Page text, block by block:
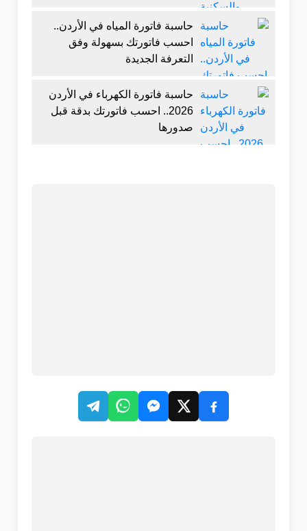
حاسبة فاتورة المياه في الأردن..
احسب فاتورتك بسهولة وفق
التعرفة الجديدة
حاسبة فاتورة الكهرباء في الأردن
2026.. احسب فاتورتك بدقة قبل
صدورها